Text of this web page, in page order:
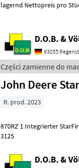
lagernd Nettopreis pro Stück EUR 84, 00
D.O.B. &
93055
Części zamienne do
John Deere
R. prod. 2023
870RZ 1 Integrierter StarFire 6000- 0138 1 Deutschland 0414 1 Deutsch
3125
D.O.B. &